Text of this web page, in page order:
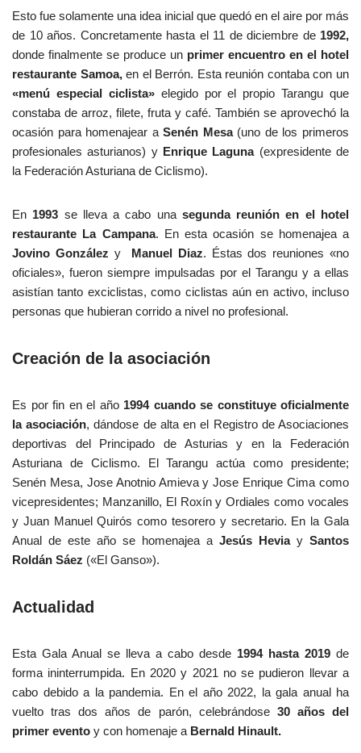
Esto fue solamente una idea inicial que quedó en el aire por más
de 10 años. Concretamente hasta el 11 de diciembre de 1992,
donde finalmente se produce un primer encuentro en el hotel
restaurante Samoa,en el Berrón. Esta reunión contaba con un
«menú especial ciclista» elegido por el propio Tarangu que
constaba de arroz, filete, fruta y café. También se aprovechó la
ocasión para homenajear aSenén Mesa(uno de los primeros
profesionales asturianos) y Enrique Laguna (expresidente de
la Federación Asturiana de Ciclismo).
En 1993 se lleva a cabo unasegunda reunión en el hotel
restaurante La Campana. En esta ocasión se homenajea a
Jovino González y Manuel Diaz. Éstas dos reuniones «no
oficiales», fueron siempre impulsadas por el Tarangu y a ellas
asistían tanto exciclistas, como ciclistas aún en activo, incluso
personas que hubieran corrido a nivel no profesional.
Creación de la asociación
Es por fin en el año 1994 cuando se constituye oficialmente
la asociación, dándose de alta en el Registro de Asociaciones
deportivas del Principado de Asturias y en la Federación
Asturiana de Ciclismo. El Tarangu actúa como presidente;
Senén Mesa, Jose Anotnio Amieva y Jose Enrique Cima como
vicepresidentes; Manzanillo, El Roxín y Ordiales como vocales
y Juan Manuel Quirós como tesorero y secretario. En la Gala
Anual de este año se homenajea a Jesús Heviay Santos
Roldán Sáez («El Ganso»).
Actualidad
Esta Gala Anual se lleva a cabo desde 1994 hasta 2019 de
forma ininterrumpida. En 2020 y 2021 no se pudieron llevar a
cabo debido a la pandemia. En el año 2022, la gala anual ha
vuelto tras dos años de parón, celebrándose 30 años del
primer evento y con homenaje a Bernald Hinault.